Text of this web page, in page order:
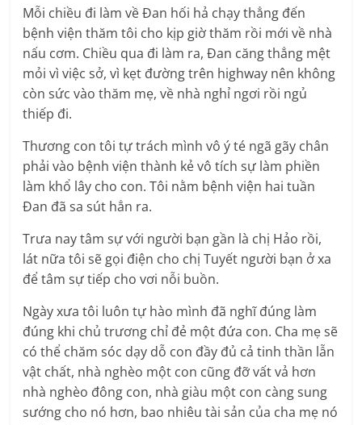
Mỗi chiều đi làm về Ðan hối hả chạy thẳng đến
bệnh viện thăm tôi cho kịp giờ thăm rồi mới về nhà
nấu cơm. Chiều qua đi làm ra, Ðan căng thẳng mệt
mỏi vì việc sở, vì kẹt đường trên highway nên không
còn sức vào thăm mẹ, về nhà nghỉ ngơi rồi ngủ
thiếp đi.
Thương con tôi tự trách mình vô ý té ngã gãy chân
phải vào bệnh viện thành kẻ vô tích sự làm phiền
làm khổ lây cho con. Tôi nằm bệnh viện hai tuần
Ðan đã sa sút hẳn ra.
Trưa nay tâm sự với người bạn gần là chị Hảo rồi,
lát nữa tôi sẽ gọi điện cho chị Tuyết người bạn ở xa
để tâm sự tiếp cho vơi nỗi buồn.
Ngày xưa tôi luôn tự hào mình đã nghĩ đúng làm
đúng khi chủ trương chỉ đẻ một đứa con. Cha mẹ sẽ
có thể chăm sóc dạy dỗ con đầy đủ cả tinh thần lẫn
vật chất, nhà nghèo một con cũng đỡ vất vả hơn
nhà nghèo đông con, nhà giàu một con càng sung
sướng cho nó hơn, bao nhiêu tài sản của cha mẹ nó